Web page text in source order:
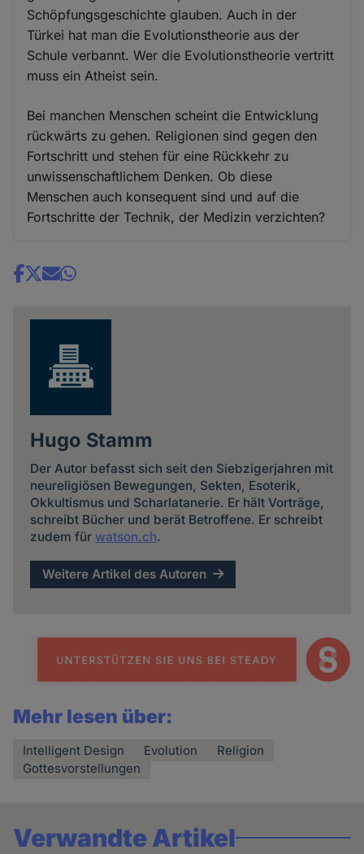
Schöpfungsgeschichte glauben. Auch in der
Türkei hat man die Evolutionstheorie aus der
Schule verbannt. Wer die Evolutionstheorie vertritt
muss ein Atheist sein.
Bei manchen Menschen scheint die Entwicklung
rückwärts zu gehen. Religionen sind gegen den
Fortschritt und stehen für eine Rückkehr zu
unwissenschaftlichem Denken. Ob diese
Menschen auch konsequent sind und auf die
Fortschritte der Technik, der Medizin verzichten?
Share
Hugo Stamm
Der Autor befasst sich seit den Siebzigerjahren mit
neureligiösen Bewegungen, Sekten, Esoterik,
Okkultismus und Scharlatanerie. Er hält Vorträge,
schreibt Bücher und berät Betroffene. Er schreibt
zudem für watson.ch.
Weitere Artikel des Autoren
Mehr lesen über:
Intelligent Design Evolution
Religion
Gottesvorstellungen
Verwandte Artikel